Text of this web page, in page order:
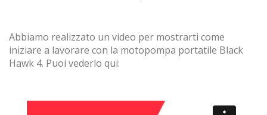
Abbiamo realizzato un video per mostrarti come
iniziare a lavorare con la motopompa portatile Black
Hawk 4. Puoi vederlo qui: